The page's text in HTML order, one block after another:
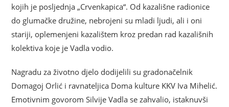
kojih je posljednja „Crvenkapica“. Od kazališne radionice
do glumačke družine, nebrojeni su mladi ljudi, ali i oni
stariji, oplemenjeni kazalištem kroz predan rad kazališnih
kolektiva koje je Vadla vodio.
Nagradu za životno djelo dodijelili su gradonačelnik
Domagoj Orlić i ravnateljica Doma kulture KKV Iva Mihelić.
Emotivnim govorom Silvije Vadla se zahvalio, istaknuvši